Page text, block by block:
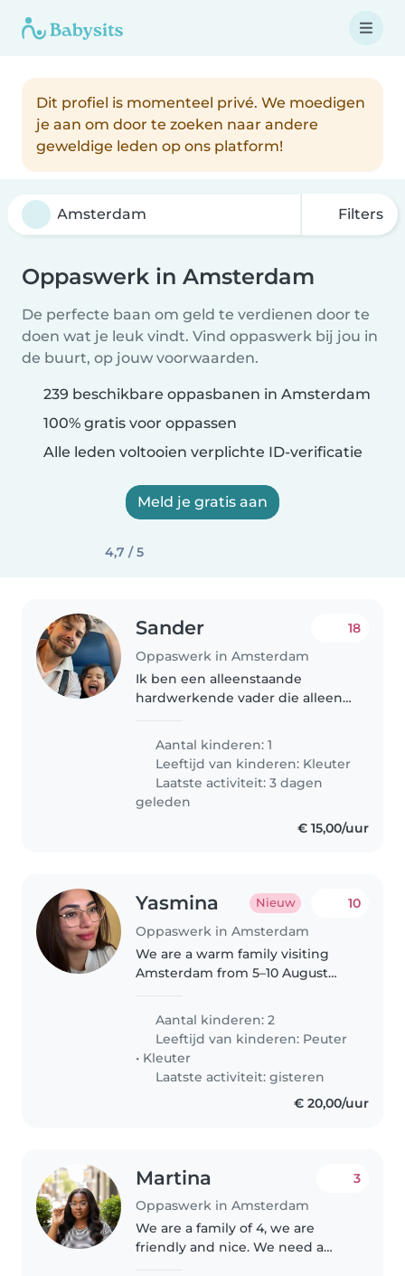
Dit profiel is momenteel privé. We moedigen
je aan om door te zoeken naar andere
geweldige leden op ons platform!
Filters
Oppaswerk in Amsterdam
De perfecte baan om geld te verdienen door te
doen wat je leuk vindt. Vind oppaswerk bij jou in
de buurt, op jouw voorwaarden.
239 beschikbare oppasbanen in Amsterdam
100% gratis voor oppassen
Alle leden voltooien verplichte ID-verificatie
Meld je gratis aan
4,7 / 5
Sander
Oppaswerk in Amsterdam
18
Ik ben een alleenstaande
hardwerkende vader die alleen
Aantal kinderen: 1
Leeftijd van kinderen: Kleuter
Laatste activiteit: 3 dagen
geleden
€ 15,00/uur
Yasmina Nieuw
Oppaswerk in Amsterdam
10
We are a warm family visiting
Amsterdam from 5–10 August
experienced babysitter to
accompany us on daytime
outings, helping..
Aantal kinderen: 2
Leeftijd van kinderen: Peuter
• Kleuter
Laatste activiteit: gisteren
€ 20,00/uur
Martina
Oppaswerk in Amsterdam
3
We are a family of 4, we are
friendly and nice. We need a